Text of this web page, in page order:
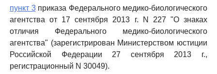
пункт 3приказа Федерального медико-биологического
агентства от 17 сентября 2013 г. N 227 "О знаках
отличия Федерального медико-биологического
агентства" (зарегистрирован Министерством юстиции
Российской Федерации 27 сентября 2013 г.,
регистрационный N 30049).